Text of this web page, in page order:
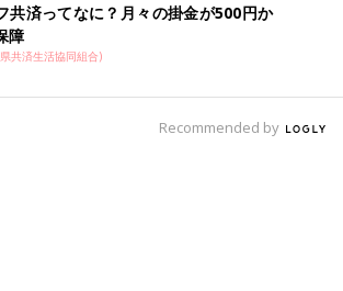
共済ってなに？月々の掛金が500円か
障
共済生活協同組合)
Recommended by